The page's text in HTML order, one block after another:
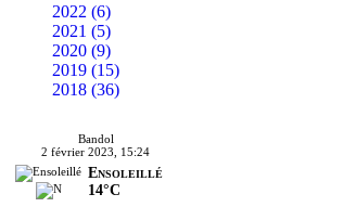
2022 (6)
2021 (5)
2020 (9)
2019 (15)
2018 (36)
Bandol
2 février 2023, 15:24
Ensoleillé
14°C